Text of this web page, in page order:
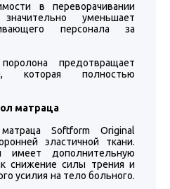
в переворачивании
уменьшает
персонала за
предотвращает
которая полностью
матраца
Softform Original
эластичной ткани.
имеет дополнительную
снижение силы трения и
усилия на тело больного.